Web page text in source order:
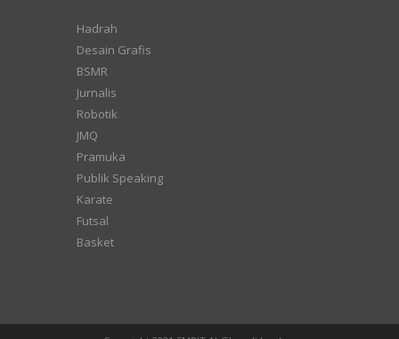
Hadrah
Desain Grafis
BSMR
Jurnalis
Robotik
JMQ
Pramuka
Publik Speaking
Karate
Futsal
Basket